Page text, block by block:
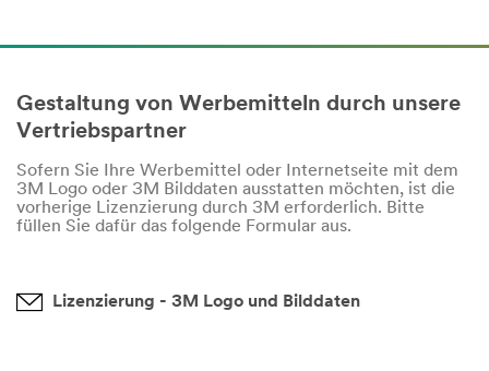
Gestaltung von Werbemitteln durch unsere
Vertriebspartner
Sofern Sie Ihre Werbemittel oder Internetseite mit dem
3M Logo oder 3M Bilddaten ausstatten möchten, ist die
vorherige Lizenzierung durch 3M erforderlich. Bitte
füllen Sie dafür das folgende Formular aus.
Lizenzierung - 3M Logo und Bilddaten